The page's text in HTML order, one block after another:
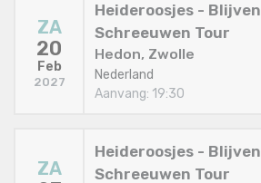
ZA
20
Feb
2027
Heideroosjes - Blijven
Schreeuwen Tour
Hedon, Zwolle
Nederland
Aanvang: 19:30
ZA
Heideroosjes - Blijven
Schreeuwen Tour